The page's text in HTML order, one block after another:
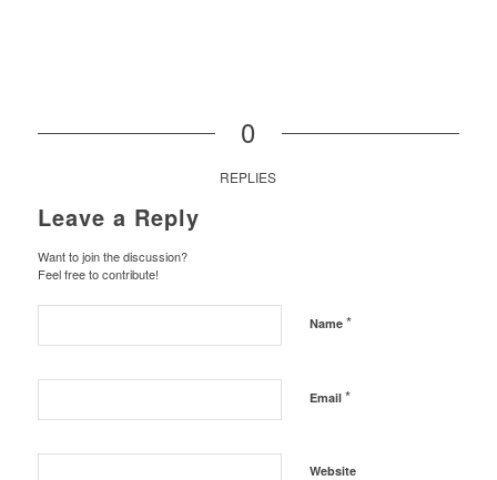
0
REPLIES
Leave a Reply
Want to join the discussion?
Feel free to contribute!
Name *
Email *
Website